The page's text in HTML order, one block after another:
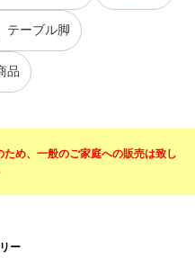
テーブル脚
品
め、一般のご家庭への販売は致し
ー